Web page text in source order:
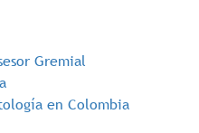
Gremial
en Colombia